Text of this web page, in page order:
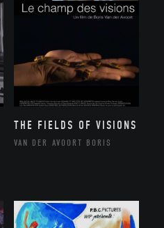
THE FIELDS OF VISIONS
VAN DER AVOORT BORIS